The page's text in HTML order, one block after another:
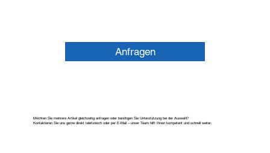
Anfragen
Möchten Sie mehrere Artikel gleichzeitig anfragen oder benötigen Sie Unterstützung bei der Auswahl?
Kontaktieren Sie uns gerne direkt telefonisch oder per E-Mail – unser Team hilft Ihnen kompetent und schnell weiter.